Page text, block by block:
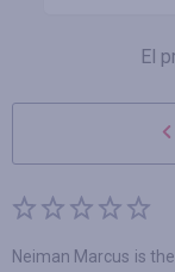
El
Neiman Marcus is